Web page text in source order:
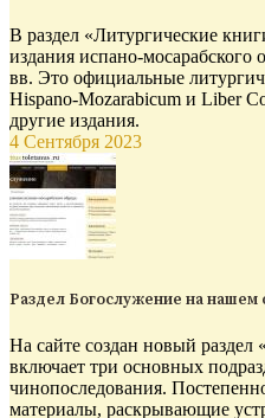
В раздел «Литургические
издания испано-
вв. Это официальные
Hispano-Mozarabicum и Liber
другие издания.
4 Сентября 2023
Раздел Богослужение на нашем
На сайте создан новый раздел
включает три основных
чинопоследования.
материалы, раскрывающие